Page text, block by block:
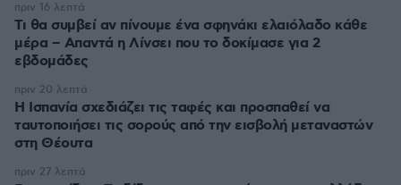
Τι θα συμβεί αν πίνουμε ένα σφηνάκι ελαιόλαδο κάθε
μέρα – Απαντά η Λίνσει που το δοκίμασε για 2
εβδομάδες
πριν 16 λεπτά
Η Ισπανία σχεδιάζει τις ταφές και προσπαθεί να
ταυτοποιήσει τις σορούς από την εισβολή μεταναστών
στη Θέουτα
πριν 20 λεπτά
πριν 27 λεπτά